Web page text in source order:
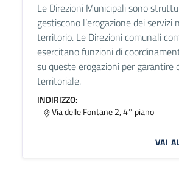
Le Direzioni Municipali sono
gestiscono l’erogazione dei servizi
territorio. Le Direzioni comunali
esercitano funzioni di
su queste erogazioni per garantire
territoriale.
INDIRIZZO:
Via delle Fontane 2, 4° piano
VAI